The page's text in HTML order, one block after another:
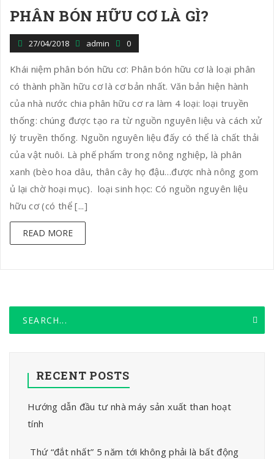
PHÂN BÓN HỮU CƠ LÀ GÌ?
27/04/2018 admin 0
Khái niệm phân bón hữu cơ: Phân bón hữu cơ là loại phân
có thành phần hữu cơ là cơ bản nhất. Văn bản hiện hành
của nhà nước chia phân hữu cơ ra làm 4 loại: loại truyền
thống: chúng được tạo ra từ nguồn nguyên liệu và cách xử
lý truyền thống. Nguồn nguyên liệu đấy có thể là chất thải
của vật nuôi. Là phế phẩm trong nông nghiệp, là phân
xanh (bèo hoa dâu, thân cây họ đậu…được nhà nông gom
ủ lại chờ hoại mục). loại sinh học: Có nguồn nguyên liệu
hữu cơ (có thể [...]
READ MORE
RECENT POSTS
Hướng dẫn đầu tư nhà máy sản xuất than hoạt
tính
Thứ “đắt nhất” 5 năm tới không phải là bất động